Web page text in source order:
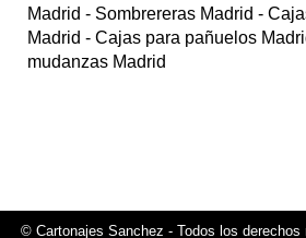
Madrid - Sombrereras Madrid -
Madrid - Cajas para pañuelos
mudanzas Madrid
© Cartonajes Sanchez - Todos los derechos